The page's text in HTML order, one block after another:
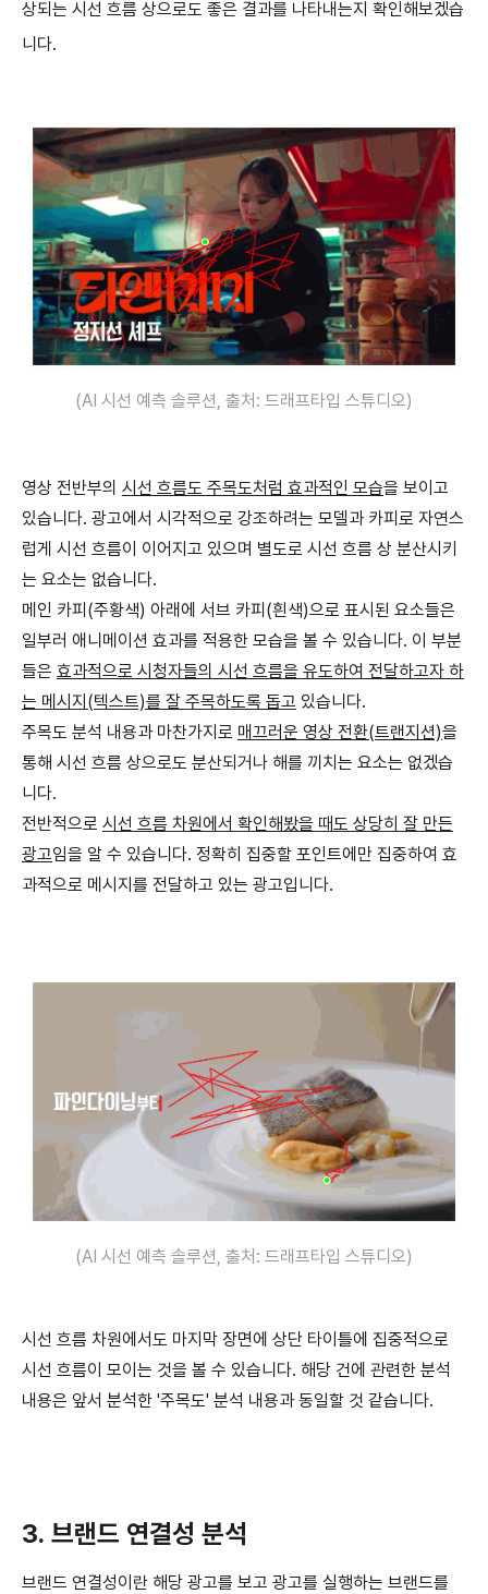
상되는 시선 흐름 상으로도 좋은 결과를 나타내는지 확인해보겠습
니다.
(AI 시선 예측 솔루션, 출처: 드래프타입 스튜디오)
영상 전반부의 시선 흐름도 주목도처럼 효과적인 모습을 보이고
있습니다. 광고에서 시각적으로 강조하려는 모델과 카피로 자연스
럽게 시선 흐름이 이어지고 있으며 별도로 시선 흐름 상 분산시키
는 요소는 없습니다.
메인 카피(주황색) 아래에 서브 카피(흰색)으로 표시된 요소들은
일부러 애니메이션 효과를 적용한 모습을 볼 수 있습니다. 이 부분
들은 효과적으로 시청자들의 시선 흐름을 유도하여 전달하고자 하
는 메시지(텍스트)를 잘 주목하도록 돕고 있습니다.
주목도 분석 내용과 마찬가지로 매끄러운 영상 전환(트랜지션)을
통해 시선 흐름 상으로도 분산되거나 해를 끼치는 요소는 없겠습
니다.
전반적으로 시선 흐름 차원에서 확인해봤을 때도 상당히 잘 만든
광고임을 알 수 있습니다. 정확히 집중할 포인트에만 집중하여 효
과적으로 메시지를 전달하고 있는 광고입니다.
(AI 시선 예측 솔루션, 출처: 드래프타입 스튜디오)
시선 흐름 차원에서도 마지막 장면에 상단 타이틀에 집중적으로
시선 흐름이 모이는 것을 볼 수 있습니다. 해당 건에 관련한 분석
내용은 앞서 분석한 '주목도' 분석 내용과 동일할 것 같습니다.
3. 브랜드 연결성 분석
브랜드 연결성이란 해당 광고를 보고 광고를 실행하는 브랜드를